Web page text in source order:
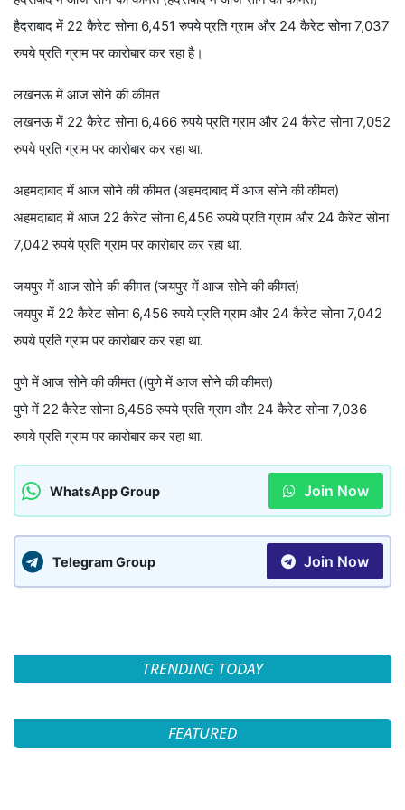
हैदराबाद में 22 कैरेट सोना 6,451 रुपये प्रति ग्राम और 24 कैरेट सोना 7,037
रुपये प्रति ग्राम पर कारोबार कर रहा है।
लखनऊ में आज सोने की कीमत
लखनऊ में 22 कैरेट सोना 6,466 रुपये प्रति ग्राम और 24 कैरेट सोना 7,052
रुपये प्रति ग्राम पर कारोबार कर रहा था.
अहमदाबाद में आज सोने की कीमत (अहमदाबाद में आज सोने की कीमत)
अहमदाबाद में आज 22 कैरेट सोना 6,456 रुपये प्रति ग्राम और 24 कैरेट सोना
7,042 रुपये प्रति ग्राम पर कारोबार कर रहा था.
जयपुर में आज सोने की कीमत (जयपुर में आज सोने की कीमत)
जयपुर में 22 कैरेट सोना 6,456 रुपये प्रति ग्राम और 24 कैरेट सोना 7,042
रुपये प्रति ग्राम पर कारोबार कर रहा था.
पुणे में आज सोने की कीमत ((पुणे में आज सोने की कीमत)
पुणे में 22 कैरेट सोना 6,456 रुपये प्रति ग्राम और 24 कैरेट सोना 7,036
रुपये प्रति ग्राम पर कारोबार कर रहा था.
WhatsApp Group Join Now
Telegram Group Join Now
TRENDING TODAY
FEATURED